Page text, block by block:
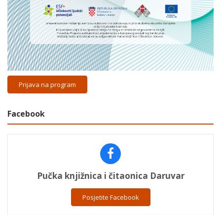
Prijava na program
Facebook
Pučka knjižnica i čitaonica Daruvar
Posjetite Facebook